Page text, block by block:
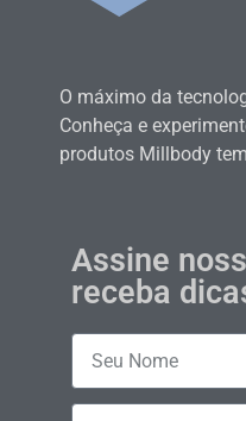
O máximo da
Conheça e
produtos Millbody
Assine
receba